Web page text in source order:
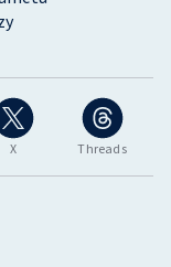
X Threads